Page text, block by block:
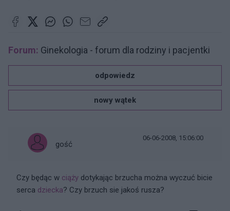
Forum: Ginekologia - forum dla rodziny i pacjentki
odpowiedz
nowy wątek
gość
06-06-2008, 15:06:00
Czy będąc w ciąży dotykając brzucha można wyczuć bicie
serca dziecka? Czy brzuch sie jakoś rusza?